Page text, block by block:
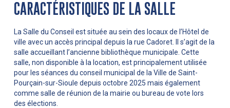
CARACTÉRISTIQUES DE LA SALLE
La Salle du Conseil est située au sein des locaux de l’Hôtel de
ville avec un accès principal depuis la rue Cadoret. Il s’agit de la
salle accueillant l’ancienne bibliothèque municipale. Cette
salle, non disponible à la location, est principalement utilisée
pour les séances du conseil municipal de la Ville de Saint-
Pourçain-sur-Sioule depuis octobre 2025 mais également
comme salle de réunion de la mairie ou bureau de vote lors
des élections.